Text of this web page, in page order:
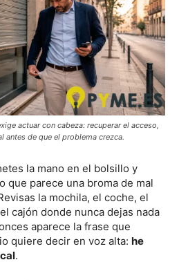
actuar con cabeza: recuperar el acceso,
antes de que el problema crezca.
la mano en el bolsillo y
que parece una broma de mal
la mochila, el coche, el
cajón donde nunca dejas nada
aparece la frase que
quiere decir en voz alta: he
.